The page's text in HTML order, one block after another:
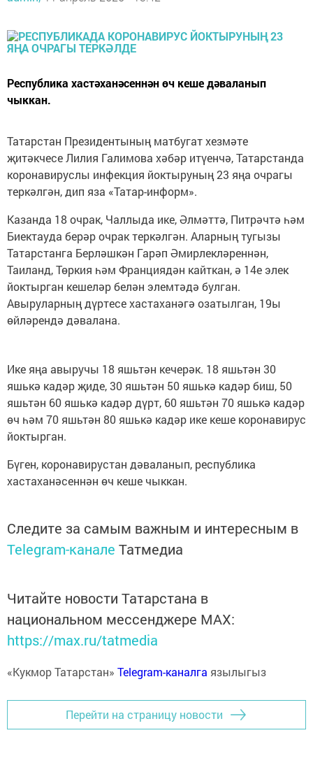
Республика хастәханәсеннән өч кеше дәваланып
чыккан.
Татарстан Президентының матбугат хезмәте
җитәкчесе Лилия Галимова хәбәр итүенчә, Татарстанда
коронавируслы инфекция йоктыруның 23 яңа очрагы
теркәлгән, дип яза «Татар-информ».
Казанда 18 очрак, Чаллыда ике, Әлмәттә, Питрәчтә һәм
Биектауда берәр очрак теркәлгән. Аларның тугызы
Татарстанга Берләшкән Гарәп Әмирлекләреннән,
Таиланд, Төркия һәм Франциядән кайткан, ә 14е элек
йоктырган кешеләр белән элемтәдә булган.
Авыруларның дүртесе хастаханәгә озатылган, 19ы
өйләрендә дәвалана.
Ике яңа авыручы 18 яшьтән кечерәк. 18 яшьтән 30
яшькә кадәр җиде, 30 яшьтән 50 яшькә кадәр биш, 50
яшьтән 60 яшькә кадәр дүрт, 60 яшьтән 70 яшькә кадәр
өч һәм 70 яшьтән 80 яшькә кадәр ике кеше коронавирус
йоктырган.
Бүген, коронавирустан дәваланып, республика
хастаханәсеннән өч кеше чыккан.
Следите за самым важным и интересным в
Telegram-канале Татмедиа
Читайте новости Татарстана в
национальном мессенджере MАХ:
https://max.ru/tatmedia
«Кукмор Татарстан» Telegram-каналга язылыгыз
Перейти на страницу новости